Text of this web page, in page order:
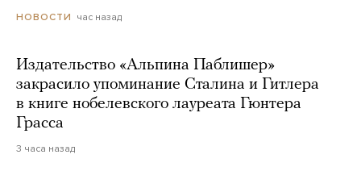
НОВОСТИ час назад
Издательство «Альпина Паблишер»
закрасило упоминание Сталина и Гитлера
в книге нобелевского лауреата Гюнтера
Грасса
3 часа назад